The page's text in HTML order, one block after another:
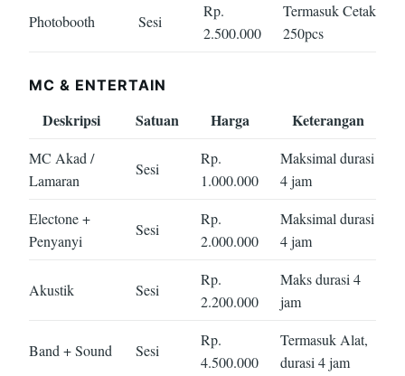
Photobooth Sesi
Rp.
2.500.000
Termasuk Cetak
250pcs
MC & ENTERTAIN
Deskripsi Satuan Harga Keterangan
MC Akad /
Lamaran
Sesi
Rp.
1.000.000
Maksimal durasi
4 jam
Electone +
Penyanyi
Sesi
Rp.
2.000.000
Maksimal durasi
4 jam
Akustik Sesi
Rp.
2.200.000
Maks durasi 4
jam
Band + Sound Sesi
Rp.
4.500.000
Termasuk Alat,
durasi 4 jam